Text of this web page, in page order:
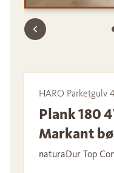
HARO Parketgulv
Plank 180
Markant
naturaDur Top